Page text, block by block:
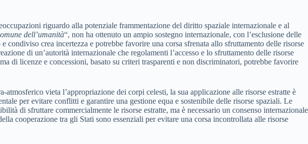
riguardo alla potenziale frammentazione del diritto spaziale internazionale e al
dell’umanità“, non ha ottenuto un ampio sostegno internazionale, con l’esclusione delle
crea incertezza e potrebbe favorire una corsa sfrenata allo sfruttamento delle risorse
di un’autorità internazionale che regolamenti l’accesso e lo sfruttamento delle risorse
di licenze e concessioni, basato su criteri trasparenti e non discriminatori, potrebbe favorire
vieta l’appropriazione dei corpi celesti, la sua applicazione alle risorse estratte è
per evitare conflitti e garantire una gestione equa e sostenibile delle risorse spaziali. Le
di sfruttare commercialmente le risorse estratte, ma è necessario un consenso internazionale
cooperazione tra gli Stati sono essenziali per evitare una corsa incontrollata alle risorse